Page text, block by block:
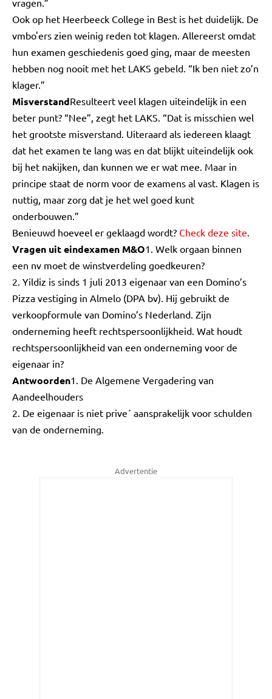
vragen.”
Ook op het Heerbeeck College in Best is het duidelijk. De
vmbo'ers zien weinig reden tot klagen. Allereerst omdat
hun examen geschiedenis goed ging, maar de meesten
hebben nog nooit met het LAKS gebeld. “Ik ben niet zo’n
klager.”
MisverstandResulteert veel klagen uiteindelijk in een
beter punt? “Nee”, zegt het LAKS. “Dat is misschien wel
het grootste misverstand. Uiteraard als iedereen klaagt
dat het examen te lang was en dat blijkt uiteindelijk ook
bij het nakijken, dan kunnen we er wat mee. Maar in
principe staat de norm voor de examens al vast. Klagen is
nuttig, maar zorg dat je het wel goed kunt
onderbouwen.”
Benieuwd hoeveel er geklaagd wordt? Check deze site.
Vragen uit eindexamen M&O1. Welk orgaan binnen
een nv moet de winstverdeling goedkeuren?
2. Yildiz is sinds 1 juli 2013 eigenaar van een Domino’s
Pizza vestiging in Almelo (DPA bv). Hij gebruikt de
verkoopformule van Domino’s Nederland. Zijn
onderneming heeft rechtspersoonlijkheid. Wat houdt
rechtspersoonlijkheid van een onderneming voor de
eigenaar in?
Antwoorden1. De Algemene Vergadering van
Aandeelhouders
2. De eigenaar is niet prive´ aansprakelijk voor schulden
van de onderneming.
Advertentie